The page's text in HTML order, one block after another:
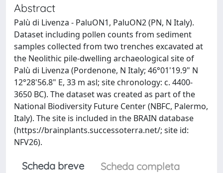
Abstract
Palù di Livenza - PaluON1, PaluON2 (PN, N Italy).
Dataset including pollen counts from sediment
samples collected from two trenches excavated at
the Neolithic pile-dwelling archaeological site of
Palù di Livenza (Pordenone, N Italy; 46°01'19.9" N
12°28'56.8" E, 33 m asl; site chronology: c. 4400-
3650 BC). The dataset was created as part of the
National Biodiversity Future Center (NBFC, Palermo,
Italy). The site is included in the BRAIN database
(https://brainplants.successoterra.net/; site id:
NFV26).
Scheda breve
Scheda completa